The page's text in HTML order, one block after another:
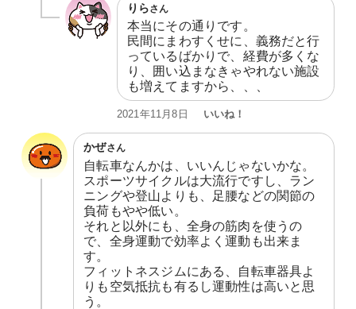
りらさん
本当にその通りです。
民間にまわすくせに、義務だと行
っているばかりで、経費が多くな
り、囲い込まなきゃやれない施設
も増えてますから、、、
2021年11月8日 いいね！
かぜさん
自転車なんかは、いいんじゃないかな。
スポーツサイクルは大流行ですし、ラン
ニングや登山よりも、足腰などの関節の
負荷もやや低い。
それと以外にも、全身の筋肉を使うの
で、全身運動で効率よく運動も出来ま
す。
フィットネスジムにある、自転車器具よ
りも空気抵抗も有るし運動性は高いと思
う。